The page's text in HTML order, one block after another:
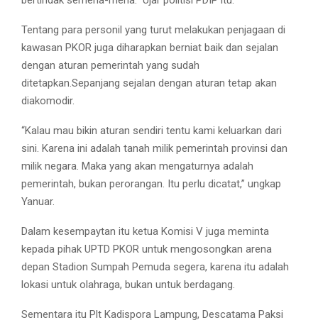
Tentang para personil yang turut melakukan penjagaan di
kawasan PKOR juga diharapkan berniat baik dan sejalan
dengan aturan pemerintah yang sudah
ditetapkan.Sepanjang sejalan dengan aturan tetap akan
diakomodir.
“Kalau mau bikin aturan sendiri tentu kami keluarkan dari
sini. Karena ini adalah tanah milik pemerintah provinsi dan
milik negara. Maka yang akan mengaturnya adalah
pemerintah, bukan perorangan. Itu perlu dicatat,” ungkap
Yanuar.
Dalam kesempaytan itu ketua Komisi V juga meminta
kepada pihak UPTD PKOR untuk mengosongkan arena
depan Stadion Sumpah Pemuda segera, karena itu adalah
lokasi untuk olahraga, bukan untuk berdagang.
Sementara itu Plt Kadispora Lampung, Descatama Paksi